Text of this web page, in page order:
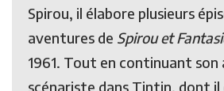
Spirou, il élabore plusieurs
aventures de Spirou et
1961. Tout en continuant
scénariste dans Tintin, dont